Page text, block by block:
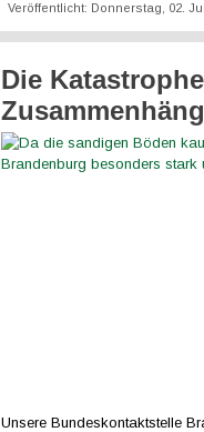
Veröffentlicht: Donnerstag, 02.
Die
Unsere Bundeskontaktstelle